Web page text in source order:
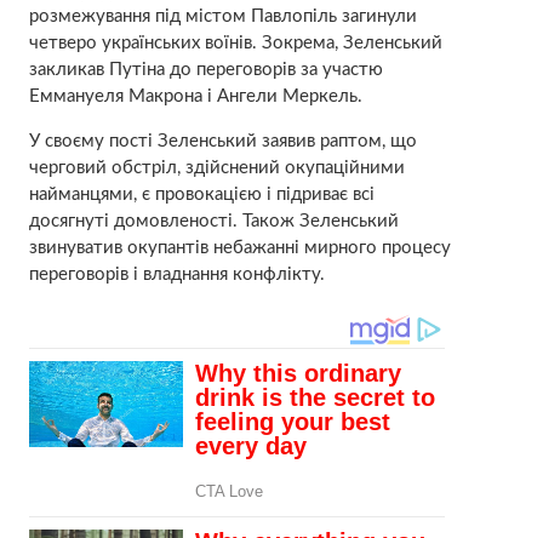
розмежування під містом Павлопіль загинули
четверо українських воїнів. Зокрема, Зеленський
закликав Путіна до переговорів за участю
Еммануеля Макрона і Ангели Меркель.
У своєму пості Зеленський заявив раптом, що
черговий обстріл, здійснений окупаційними
найманцями, є провокацією і підриває всі
досягнуті домовленості. Також Зеленський
звинуватив окупантів небажанні мирного процесу
переговорів і владнання конфлікту.